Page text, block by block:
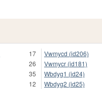
17
26
35
12
Vwmycd (id206)
Vwmycr (id181)
Wbdyg1 (id24)
Wbdyg2 (id25)